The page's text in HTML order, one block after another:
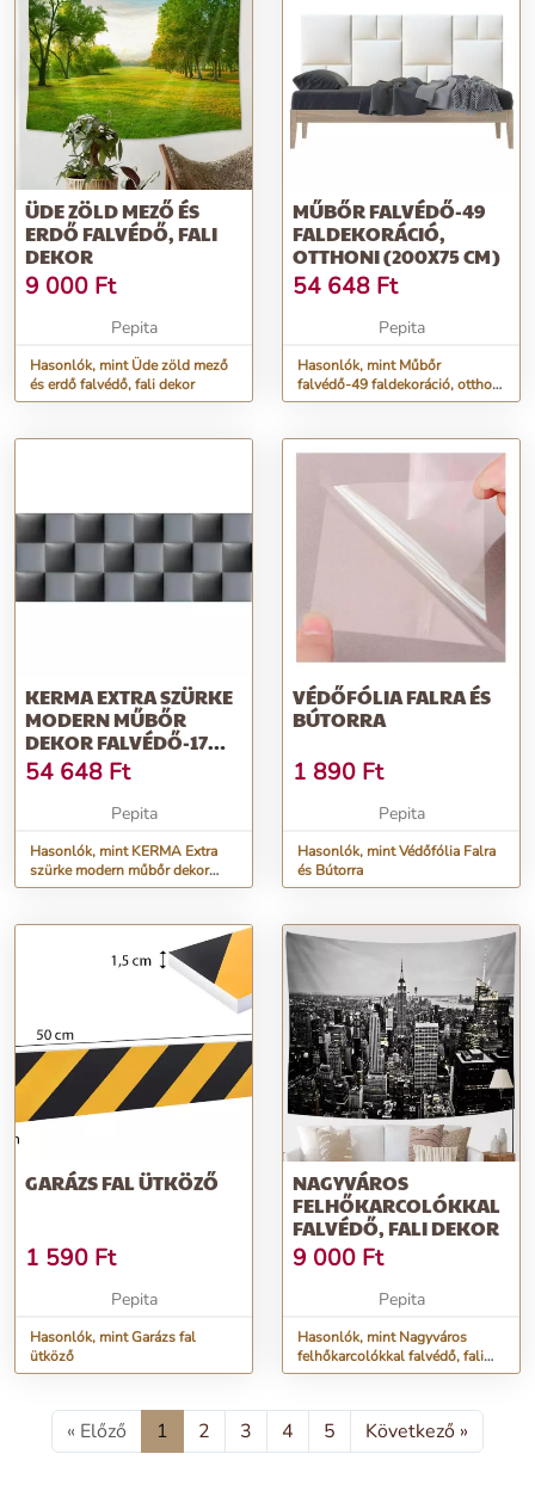
ÜDE ZÖLD MEZŐ ÉS
ERDŐ FALVÉDŐ, FALI
DEKOR
9 000 Ft
Pepita
Hasonlók, mint Üde zöld mező
és erdő falvédő, fali dekor
MŰBŐR FALVÉDŐ-49
FALDEKORÁCIÓ,
OTTHONI (200X75 CM)
54 648 Ft
Pepita
Hasonlók, mint Műbőr
falvédő-49 faldekoráció, otthoni
(200x75 cm)
KERMA EXTRA SZÜRKE
MODERN MŰBŐR
DEKOR FALVÉDŐ-17
200×75 CM
54 648 Ft
Pepita
Hasonlók, mint KERMA Extra
szürke modern műbőr dekor
falvédő-17 200×75 cm
VÉDŐFÓLIA FALRA ÉS
BÚTORRA
1 890 Ft
Pepita
Hasonlók, mint Védőfólia Falra
és Bútorra
GARÁZS FAL ÜTKÖZŐ
1 590 Ft
Pepita
Hasonlók, mint Garázs fal
ütköző
NAGYVÁROS
FELHŐKARCOLÓKKAL
FALVÉDŐ, FALI DEKOR
9 000 Ft
Pepita
Hasonlók, mint Nagyváros
felhőkarcolókkal falvédő, fali
dekor
« Előző 1 2 3 4 5 Következő »